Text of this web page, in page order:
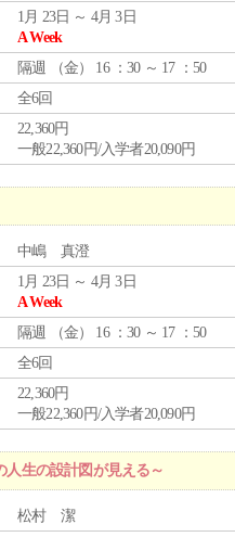
1月 23日 ～ 4月 3日
A Week
隔週 （金） 16 ：30 ～ 17 ：50
全6回
22,360円
一般22,360円/入学者20,090円
中嶋 真澄
1月 23日 ～ 4月 3日
A Week
隔週 （金） 16 ：30 ～ 17 ：50
全6回
22,360円
一般22,360円/入学者20,090円
人生の設計図が見える～
松村 潔